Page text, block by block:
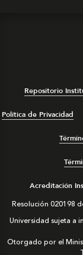
Repositorio
Política de Privacidad
Acreditación
Resolución 020198
Universidad sujeta a
Otorgado por el